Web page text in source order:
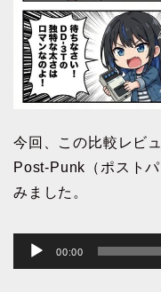
今回、この比較レビ
Post-Punk（ポスト
みました。
声
00:00